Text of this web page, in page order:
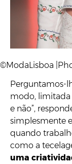
©ModaLisboa
Perguntamos-
modo, limitada
e não”,
simplesmente
quando
como a
uma